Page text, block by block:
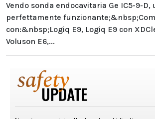
Vendo sonda endocavitaria Ge IC5-9-
perfettamente
con:&nbsp;Logiq E9, Logiq E9 con
Voluson E6,...